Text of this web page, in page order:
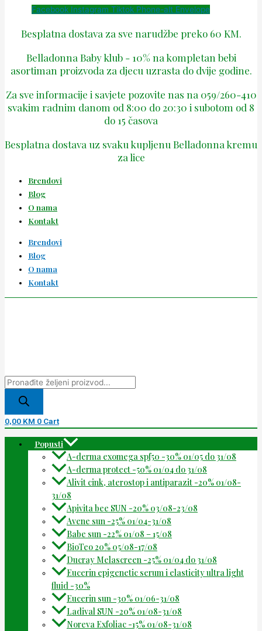
Facebook Instagram Tiktok Phone-alt Envelope
Besplatna dostava za sve narudžbe preko 60 KM.
Belladonna Baby klub - 10% na kompletan bebi
asortiman proizvoda za djecu uzrasta do dvije godine.
Za sve informacije i savjete pozovite nas na 059/260-410
svakim radnim danom od 8:00 do 20:30 i subotom od 8
do 15 časova
Besplatna dostava uz svaku kupljenu Belladonna kremu
za lice
Brendovi
Blog
O nama
Kontakt
Brendovi
Blog
O nama
Kontakt
0,00 KM 0 Cart
Popusti
A-derma exomega spf50 -30% 01/05 do 31/08
A-derma protect -50% 01/04 do 31/08
Alivit cink, aterostop i antiparazit -20% 01/08-
31/08
Apivita bee SUN -20% 03/08-23/08
Avene sun -25% 01/04-31/08
Babe sun -22% 01/08 – 15/08
BioTeo 20% 05/08-17/08
Ducray Melascreen -25% 01/04 do 31/08
Eucerin epigenetic serum i elasticity ultra light
fluid -30%
Eucerin sun -30% 01/06-31/08
Ladival SUN -20% 01/08-31/08
Noreva Exfoliac -15% 01/08-31/08